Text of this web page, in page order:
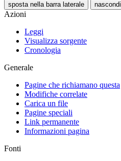
sposta nella barra laterale nascondi
Azioni
Leggi
Visualizza sorgente
Cronologia
Generale
Pagine che richiamano questa
Modifiche correlate
Carica un file
Pagine speciali
Link permanente
Informazioni pagina
Fonti